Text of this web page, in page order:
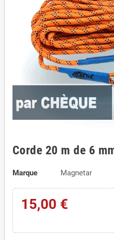
Corde 20 m de 6
Marque Magnetar
15,00 €